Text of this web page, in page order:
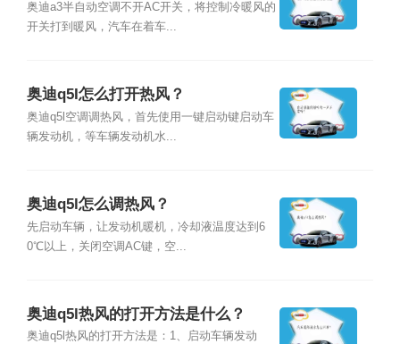
奥迪a3半自动空调不开AC开关，将控制冷暖风的
开关打到暖风，汽车在着车...
奥迪q5I怎么打开热风？
奥迪q5l空调调热风，首先使用一键启动键启动车
辆发动机，等车辆发动机水...
奥迪q5l怎么调热风？
先启动车辆，让发动机暖机，冷却液温度达到6
0℃以上，关闭空调AC键，空...
奥迪q5l热风的打开方法是什么？
奥迪q5l热风的打开方法是：1、启动车辆发动